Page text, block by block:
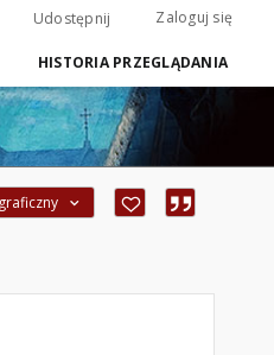
Udostępnij Zaloguj się
HISTORIA PRZEGLĄDANIA